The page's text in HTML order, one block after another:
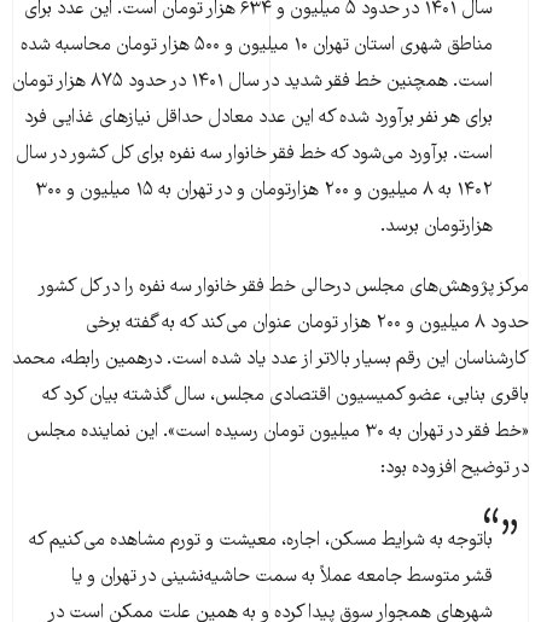
سال ۱۴۰۱ در حدود ۵ میلیون و ۶۳۴ هزار تومان است. این عدد برای
مناطق شهری استان تهران ۱۰ میلیون و ۵۰۰ هزار تومان محاسبه شده
است. همچنین خط فقر شدید در سال ۱۴۰۱ در حدود ۸۷۵ هزار تومان
برای هر نفر برآورد شده که این عدد معادل حداقل نیاز‌های غذایی فرد
است. برآورد می‌شود که خط فقر خانوار سه نفره برای کل کشور در سال
۱۴۰۲ به ۸ میلیون و ۲۰۰ هزارتومان و در تهران به ۱۵ میلیون و ۳۰۰
هزارتومان برسد.
مرکز پژوهش‌های مجلس درحالی خط فقر خانوار سه نفره را در کل کشور
حدود ۸ میلیون و ۲۰۰ هزار تومان عنوان می‌کند که به گفته برخی
کارشناسان این رقم بسیار بالاتر از عدد یاد شده است. درهمین رابطه، محمد
باقری بنابی، عضو کمیسیون اقتصادی مجلس، سال گذشته بیان کرد که
«خط فقر در تهران به ۳۰ میلیون تومان رسیده است». این نماینده مجلس
در توضیح افزوده بود:
باتوجه به شرایط مسکن، اجاره، معیشت و تورم مشاهده می‌کنیم که
قشر متوسط جامعه عملاً به سمت حاشیه‌نشینی در تهران و یا
شهرهای همجوار سوق پیدا کرده و به همین علت ممکن است در